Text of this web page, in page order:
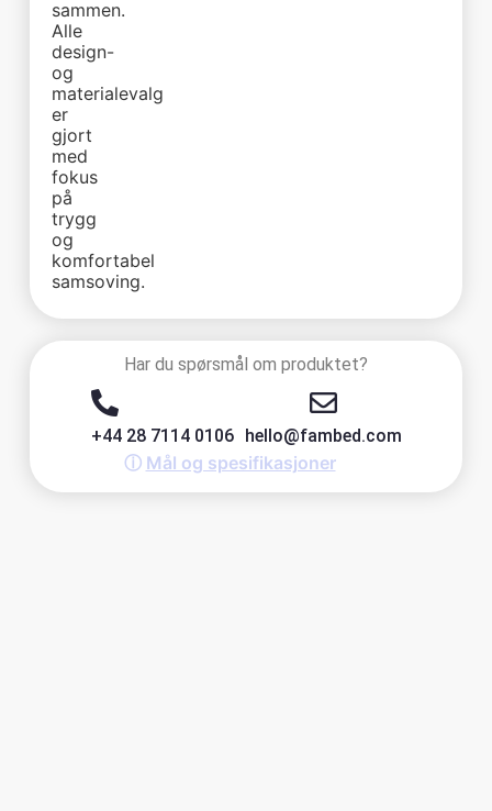
sammen.
Alle
design-
og
materialevalg
er
gjort
med
fokus
på
trygg
og
komfortabel
samsoving.
Har du spørsmål om produktet?
+44 28 7114 0106 hello@fambed.com
ⓘ Mål og spesifikasjoner